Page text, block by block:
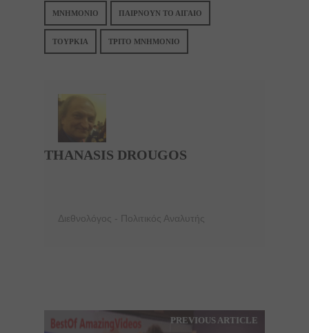
ΜΝΗΜΟΝΙΟ ΠΑΊΡΝΟΥΝ ΤΟ ΑΙΓΑΊΟ
ΤΟΥΡΚΙΑ ΤΡΊΤΟ ΜΝΗΜΌΝΙΟ
THANASIS DROUGOS
Διεθνολόγος - Πολιτικός Αναλυτής
PREVIOUS ARTICLE